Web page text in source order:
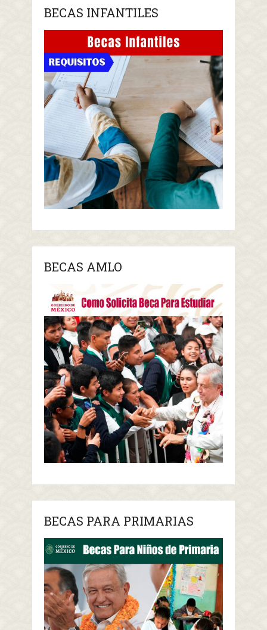
BECAS INFANTILES
BECAS AMLO
BECAS PARA PRIMARIAS